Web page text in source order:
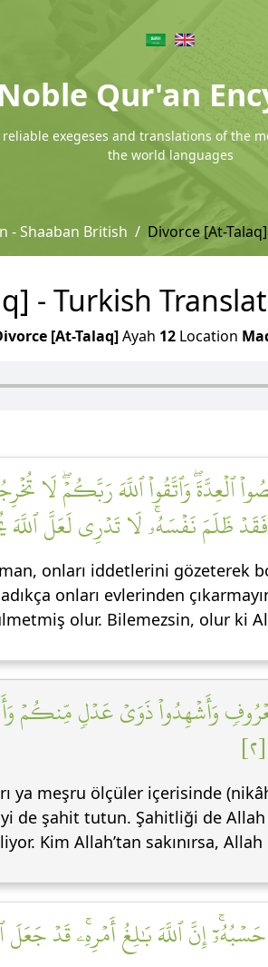
Qur'an
exegeses and translations of the
the world languages
- Shaaban British Divorce [At-Talaq]
- Turkish
[At-Talaq]Ayah 12 Location
ٱلۡعِدَّةَۖ وَٱتَّقُواْ ٱللَّهَ رَبَّكُمۡۖ لَا
ظَلَمَ نَفۡسَهُۥۚ لَا تَدۡرِي لَعَلَّ ٱللَّهَ
onları iddetlerini gözeterek
onları evlerinden
olur. Bilemezsin, olur ki
وَأَشۡهِدُواْ ذَوَيۡ عَدۡلٖ مِّنكُمۡ
meşru ölçüler içerisinde
de şahit tutun. Şahitliği de
Kim Allah’tan sakınırsa, Allah
إِنَّ ٱللَّهَ بَٰلِغُ أَمۡرِهِۦۚ قَدۡ جَعَلَ